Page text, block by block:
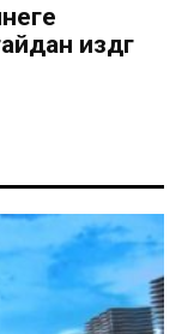
издөөгө